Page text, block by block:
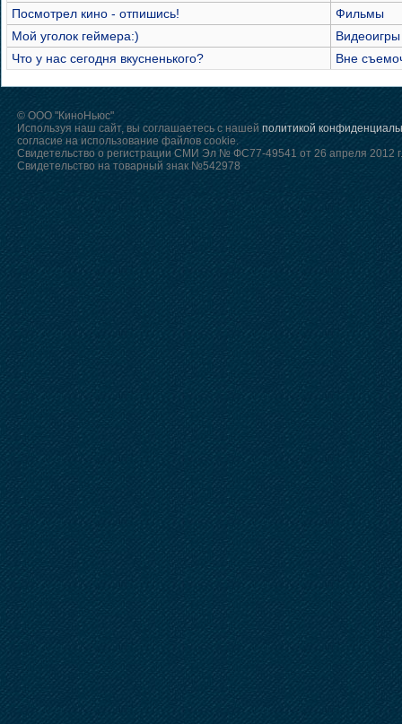
Посмотрел кино - отпишись!
Фильмы
Мой уголок геймера:)
Видеоигры
Что у нас сегодня вкусненького?
Вне
© ООО "КиноНьюс"
Используя наш сайт, вы соглашаетесь с нашей политикой
согласие на использование файлов cookie.
Свидетельство о регистрации СМИ Эл № ФС77-49541 от 26 апреля 2012 г.
Свидетельство на товарный знак №542978